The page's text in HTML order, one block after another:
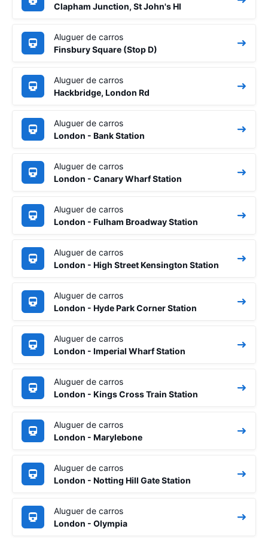
Clapham Junction, St John's Hl
Aluguer de carros
Finsbury Square (Stop D)
Aluguer de carros
Hackbridge, London Rd
Aluguer de carros
London - Bank Station
Aluguer de carros
London - Canary Wharf Station
Aluguer de carros
London - Fulham Broadway Station
Aluguer de carros
London - High Street Kensington Station
Aluguer de carros
London - Hyde Park Corner Station
Aluguer de carros
London - Imperial Wharf Station
Aluguer de carros
London - Kings Cross Train Station
Aluguer de carros
London - Marylebone
Aluguer de carros
London - Notting Hill Gate Station
Aluguer de carros
London - Olympia